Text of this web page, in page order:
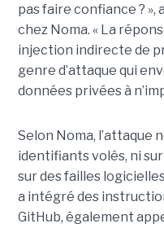
pas faire confiance ?
chez Noma. « La
injection indirecte de
genre d’attaque qui
données privées à
Selon Noma, l’attaque
identifiants volés, ni
sur des failles
a intégré des
GitHub, également